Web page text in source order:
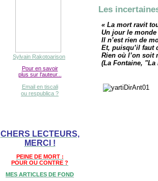
Sylvain Rakotoarison
Pour en savoir
plus sur l'auteur...
Email en tiscali
ou respublica ?
CHERS LECTEURS,
MERCI !
PEINE DE MORT :
POUR OU CONTRE ?
MES ARTICLES DE FOND
Les
« La mort ravit
Un jour le
Il n’est rien de
Et, puisqu’il faut
Rien où l’on soit
(La Fontaine,